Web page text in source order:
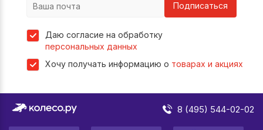
Подписаться
Даю согласие на обработку
персональных данных
Хочу получать информацию о товарах и акциях
8 (495) 544-02-02